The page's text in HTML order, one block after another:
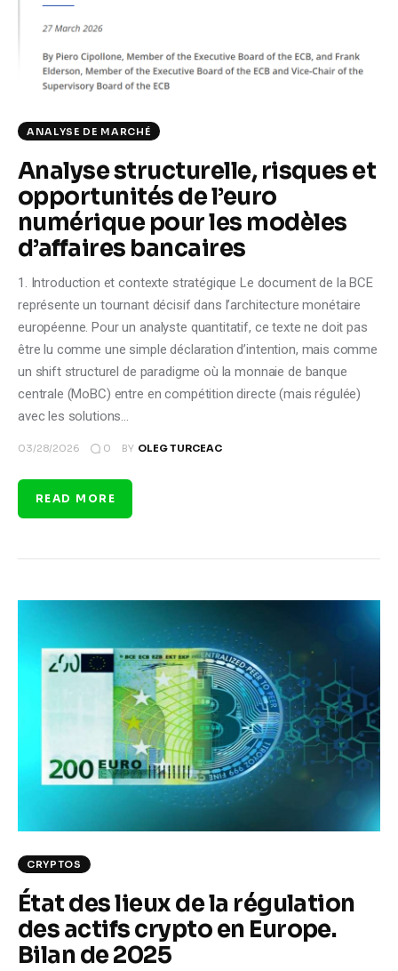
Markets
Shop
ANALYSE DE MARCHÉ
Analyse structurelle, risques et
opportunités de l’euro
numérique pour les modèles
d’affaires bancaires
1. Introduction et contexte stratégique Le document de la BCE
représente un tournant décisif dans l’architecture monétaire
européenne. Pour un analyste quantitatif, ce texte ne doit pas
être lu comme une simple déclaration d’intention, mais comme
un shift structurel de paradigme où la monnaie de banque
centrale (MoBC) entre en compétition directe (mais régulée)
avec les solutions…
03/28/2026 0 BY OLEG TURCEAC
READ MORE
CRYPTOS
État des lieux de la régulation
des actifs crypto en Europe.
Bilan de 2025